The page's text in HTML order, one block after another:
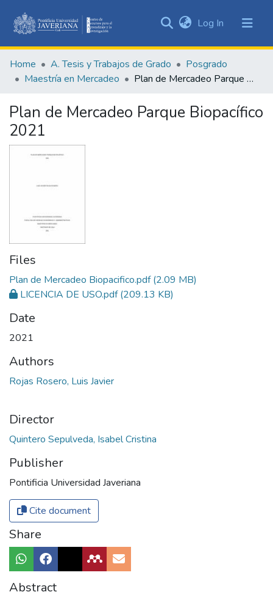
&
Collections
Statistics
Log In (current)
Home A. Tesis y Trabajos de Grado
Posgrado
Maestría en Mercadeo
Plan de Mercadeo Parque Biopacífico 2021
Plan de Mercadeo Parque Biopacífico
2021
Files
Plan de Mercadeo Biopacifico.pdf(2.09 MB)
LICENCIA DE USO.pdf(209.13 KB)
Date
2021
Authors
Rojas Rosero, Luis Javier
Director
Quintero Sepulveda, Isabel Cristina
Publisher
Pontificia Universidad Javeriana
Cite document
Share
Abstract